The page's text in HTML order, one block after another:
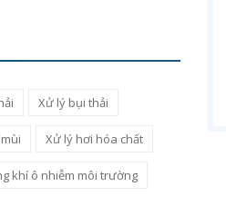
Xử lý bụi thải
Xử lý hơi hóa chất
khí ô nhiễm môi trường